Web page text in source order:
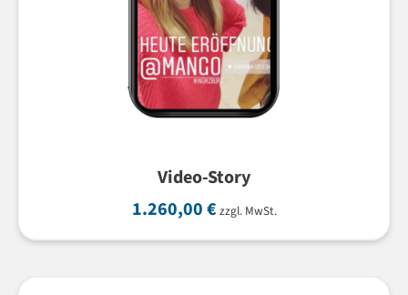
Video-Story
1.260,00€ zzgl. MwSt.